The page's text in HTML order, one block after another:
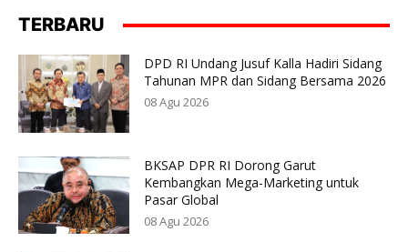
TERBARU
DPD RI Undang Jusuf Kalla Hadiri Sidang
Tahunan MPR dan Sidang Bersama 2026
08 Agu 2026
BKSAP DPR RI Dorong Garut
Kembangkan Mega-Marketing untuk
Pasar Global
08 Agu 2026